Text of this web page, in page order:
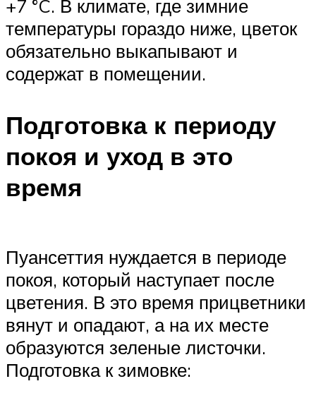
+7 °C. В климате, где зимние
температуры гораздо ниже, цветок
обязательно выкапывают и
содержат в помещении.
Подготовка к периоду
покоя и уход в это
время
Пуансеттия нуждается в периоде
покоя, который наступает после
цветения. В это время прицветники
вянут и опадают, а на их месте
образуются зеленые листочки.
Подготовка к зимовке: